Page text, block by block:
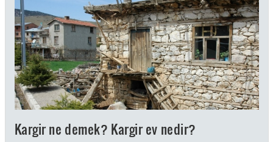
Kargir ne demek? Kargir ev nedir?